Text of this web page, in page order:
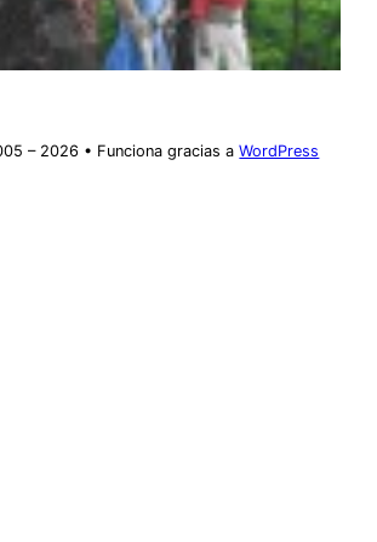
– 2026 • Funciona gracias aWordPress